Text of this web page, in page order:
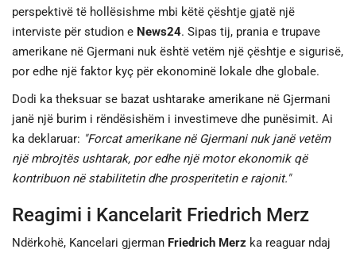
perspektivë të hollësishme mbi këtë çështje gjatë një
interviste për studion e News24. Sipas tij, prania e trupave
amerikane në Gjermani nuk është vetëm një çështje e sigurisë,
por edhe një faktor kyç për ekonominë lokale dhe globale.
Dodi ka theksuar se bazat ushtarake amerikane në Gjermani
janë një burim i rëndësishëm i investimeve dhe punësimit. Ai
ka deklaruar: "Forcat amerikane në Gjermani nuk janë vetëm
një mbrojtës ushtarak, por edhe një motor ekonomik që
kontribuon në stabilitetin dhe prosperitetin e rajonit."
Reagimi i Kancelarit Friedrich Merz
Ndërkohë, Kancelari gjerman Friedrich Merz ka reaguar ndaj